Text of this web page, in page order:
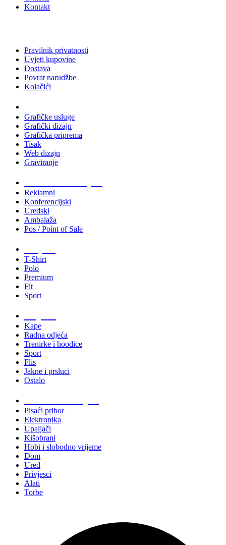
Kontakt
Pravilnik privatnosti
Uvjeti kupovine
Dostava
Povrat narudžbe
Kolačići
Grafičke usluge
Grafički dizajn
Grafička priprema
Tisak
Web dizajn
Graviranje
Reklamni
Konferencijski
Uredski
Ambalaža
Pos / Point of Sale
T-Shirt
Polo
Premium
Fit
Sport
Kape
Radna odjeća
Trenirke i hoodice
Sport
Flis
Jakne i prsluci
Ostalo
Pisaći pribor
Elektronika
Upaljači
Kišobrani
Hobi i slobodno vrijeme
Dom
Ured
Privjesci
Alati
Torbe